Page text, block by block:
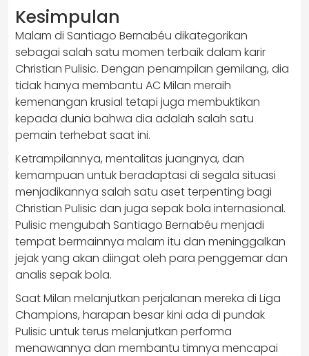
Kesimpulan
Malam di Santiago Bernabéu dikategorikan
sebagai salah satu momen terbaik dalam karir
Christian Pulisic. ​Dengan penampilan gemilang, dia
tidak hanya membantu AC Milan meraih
kemenangan krusial tetapi juga membuktikan
kepada dunia bahwa dia adalah salah satu
pemain terhebat saat ini.​
Ketrampilannya, mentalitas juangnya, dan
kemampuan untuk beradaptasi di segala situasi
menjadikannya salah satu aset terpenting bagi
Christian Pulisic dan juga sepak bola internasional.
Pulisic mengubah Santiago Bernabéu menjadi
tempat bermainnya malam itu dan meninggalkan
jejak yang akan diingat oleh para penggemar dan
analis sepak bola.
Saat Milan melanjutkan perjalanan mereka di Liga
Champions, harapan besar kini ada di pundak
Pulisic untuk terus melanjutkan performa
menawannya dan membantu timnya mencapai